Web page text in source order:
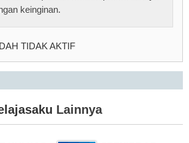
keinginan.
TIDAK AKTIF
Lainnya